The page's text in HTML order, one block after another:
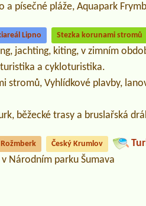
a písečné pláže, Aquapark
Lipno Stezka korunami stromů
jachting, kiting, v zimním
a cykloturistika.
stromů, Vyhlídkové plavby,
běžecké trasy a bruslařská
Český Krumlov
Národním parku Šumava